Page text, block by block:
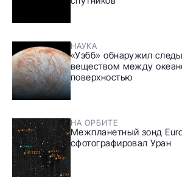
НАУКА
«Уэбб» обнаружил
веществом между
поверхностью
НА ОРБИТЕ
Межпланетный зонд
сфотографировал Уран